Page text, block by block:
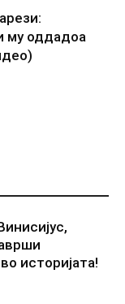
му оддадоа
историјата!